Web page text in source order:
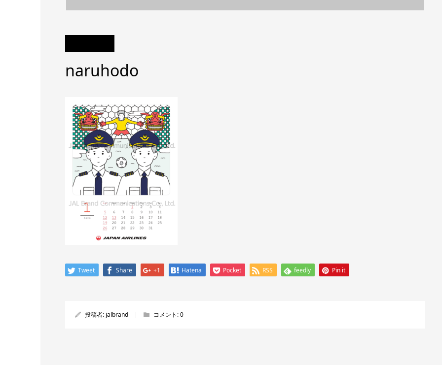
naruhodo
Tweet Share +1 Hatena Pocket RSS feedly Pin it
投稿者: jalbrand コメント:0